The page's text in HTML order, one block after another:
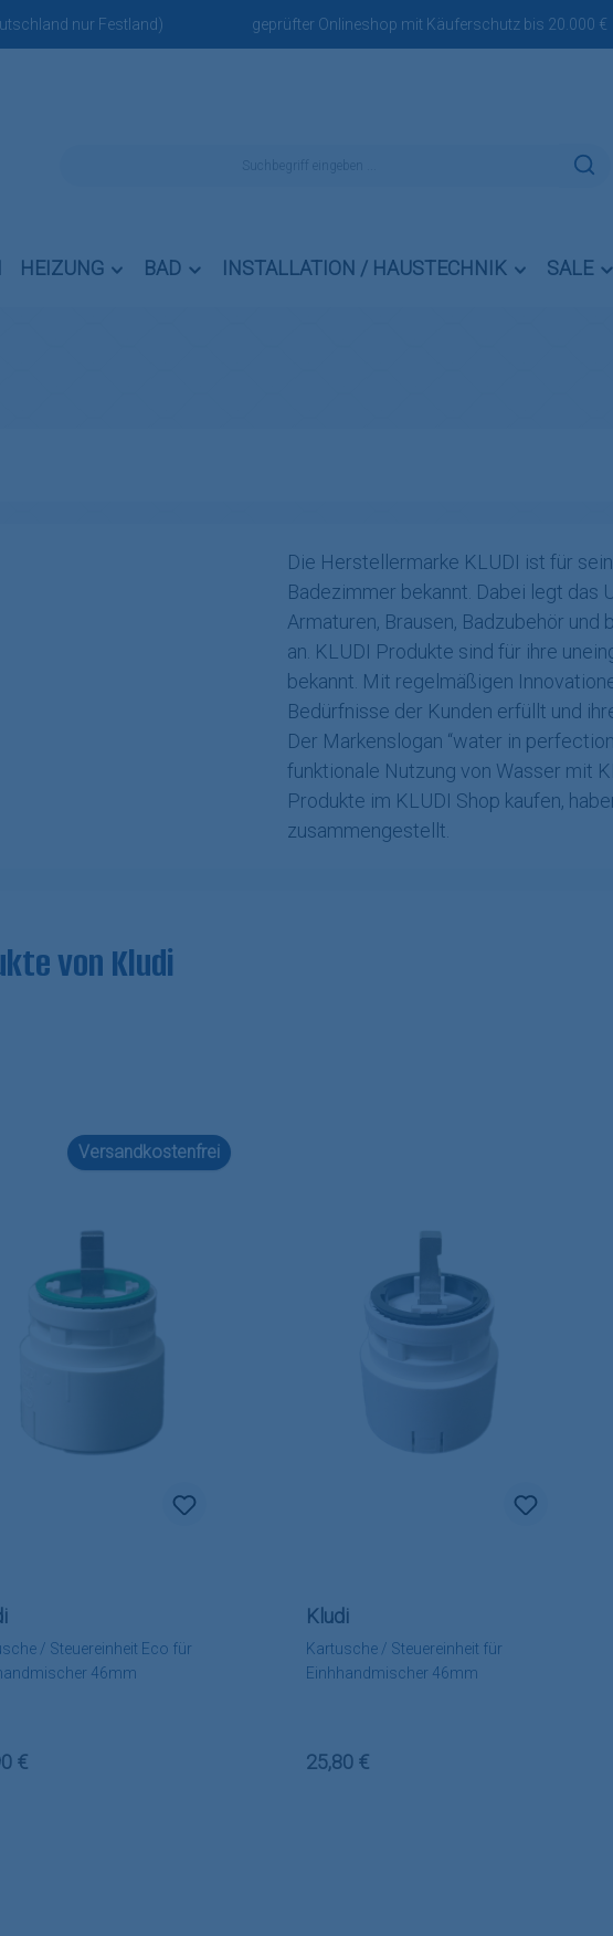
nur Festland) geprüfter Onlineshop mit Käuferschutz bis 20.000 €
HEIZUNG BAD INSTALLATION / HAUSTECHNIK SALE
Die Herstellermarke KLUDI ist für
Badezimmer bekannt. Dabei legt das
Armaturen, Brausen, Badzubehör
an. KLUDI Produkte sind für ihre
bekannt. Mit regelmäßigen
Bedürfnisse der Kunden erfüllt und
Der Markenslogan “water in
funktionale Nutzung von Wasser mit
Produkte im KLUDI Shop kaufen,
zusammengestellt.
von Kludi
Versandkostenfrei
/ Steuereinheit Eco für
46mm
Preis:
€
Kartusche / Steuereinheit für
Einhhandmischer 46mm
Kludi
Regulärer Preis:
25,80 €